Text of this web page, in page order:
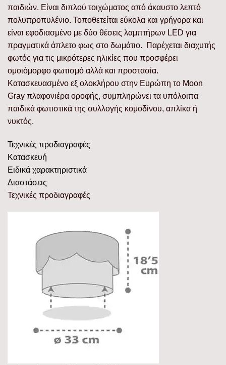
παιδιών. Είναι διπλού τοιχώματος από άκαυστο λεπτό
πολυπροπυλένιο. Τοποθετείται εύκολα και γρήγορα και
είναι εφοδιασμένο με δύο θέσεις λαμπτήρων LED για
πραγματικά άπλετο φως στο δωμάτιο. Παρέχεται διαχυτής
φωτός για τις μικρότερες ηλικίες που προσφέρει
ομοιόμορφο φωτισμό αλλά και προστασία.
Κατασκευασμένο εξ ολοκλήρου στην Ευρώπη το Moon
Gray πλαφονιέρα οροφής, συμπληρώνει τα υπόλοιπα
παιδικά φωτιστικά της συλλογής κομοδίνου, απλίκα ή
νυκτός.
Τεχνικές προδιαγραφές
Κατασκευή
Ειδικά χαρακτηριστικά
Διαστάσεις
Τεχνικές προδιαγραφές